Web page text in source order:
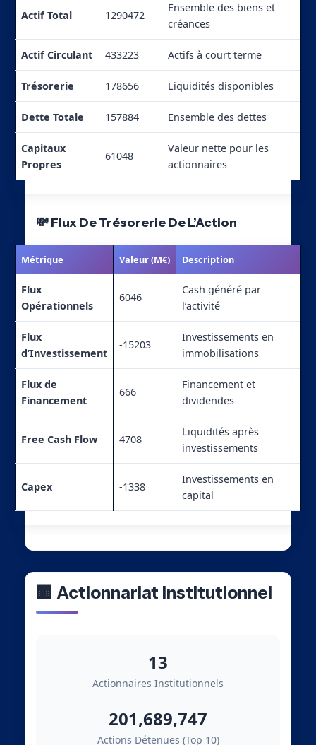
Actif Total 1290472
Ensemble des biens et
créances
Actif Circulant 433223 Actifs à court terme
Trésorerie 178656 Liquidités disponibles
Dette Totale 157884 Ensemble des dettes
Capitaux
Propres
61048
Valeur nette pour les
actionnaires
💸 Flux De Trésorerie De L’Action
Métrique Valeur (M€) Description
Flux
Opérationnels
6046
Cash généré par
l’activité
Flux
d’Investissement
-15203
Investissements en
immobilisations
Flux de
Financement
666
Financement et
dividendes
Free Cash Flow 4708
Liquidités après
investissements
Capex -1338
Investissements en
capital
🏢 Actionnariat Institutionnel
13
Actionnaires Institutionnels
201,689,747
Actions Détenues (Top 10)